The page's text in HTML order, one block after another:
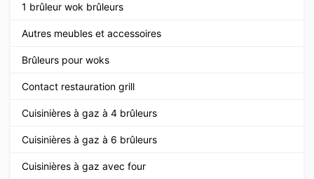
1 brûleur wok brûleurs
Autres meubles et accessoires
Brûleurs pour woks
Contact restauration grill
Cuisinières à gaz à 4 brûleurs
Cuisinières à gaz à 6 brûleurs
Cuisinières à gaz avec four